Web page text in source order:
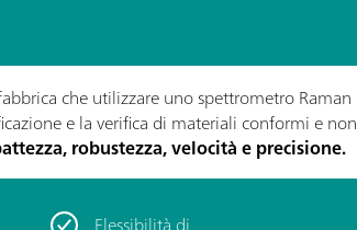
che utilizzare uno spettrometro Raman
e la verifica di materiali conformi e non
robustezza, velocità e precisione.